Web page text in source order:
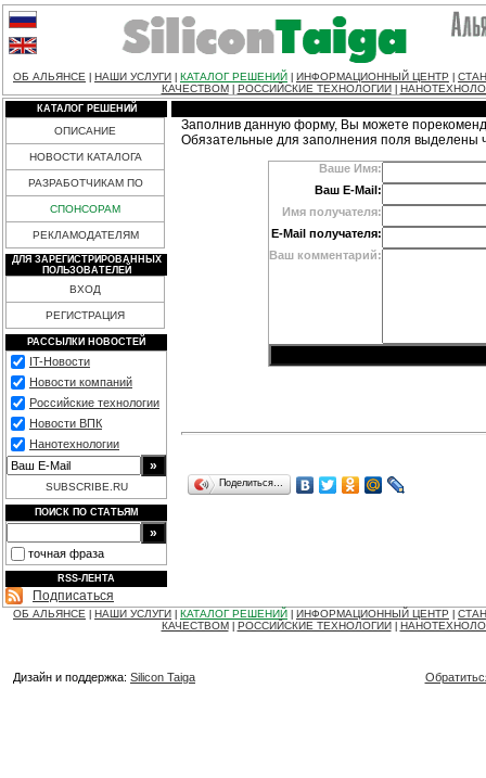
ОБ АЛЬЯНСЕ НАШИ УСЛУГИ КАТАЛОГ РЕШЕНИЙ ИНФОРМАЦИОННЫЙ ЦЕНТР
КАЧЕСТВОМ
РОССИЙСКИЕ ТЕХНОЛОГИИ
КАТАЛОГ РЕШЕНИЙ
ОПИСАНИЕ
НОВОСТИ КАТАЛОГА
РАЗРАБОТЧИКАМ ПО
СПОНСОРАМ
РЕКЛАМОДАТЕЛЯМ
ДЛЯ ЗАРЕГИСТРИРОВАННЫХ
ПОЛЬЗОВАТЕЛЕЙ
ВХОД
РЕГИСТРАЦИЯ
РАССЫЛКИ НОВОСТЕЙ
IT-Новости
Новости компаний
Российские технологии
Новости ВПК
Нанотехнологии
SUBSCRIBE.RU
ПОИСК ПО СТАТЬЯМ
точная фраза
RSS-ЛЕНТА
Подписаться
Заполнив данную форму, Вы можете
Обязательные для заполнения поля выделены
Ваше Имя:
Ваш E-Mail:
Имя получателя:
E-Mail получателя:
Ваш комментарий:
Поделиться…
ОБ АЛЬЯНСЕ НАШИ УСЛУГИ КАТАЛОГ РЕШЕНИЙ ИНФОРМАЦИОННЫЙ ЦЕНТР
КАЧЕСТВОМ
РОССИЙСКИЕ ТЕХНОЛОГИИ
Дизайн и поддержка: Silicon Taiga